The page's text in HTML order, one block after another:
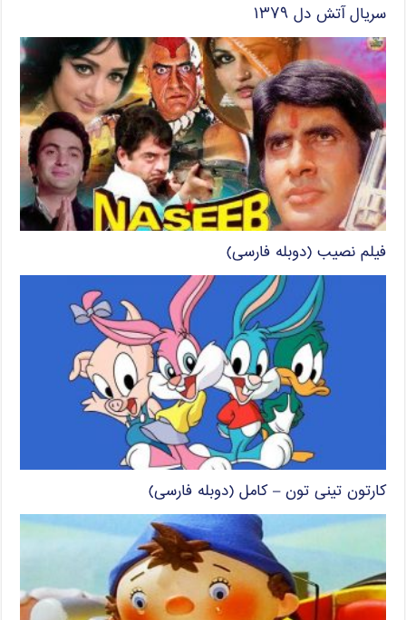
سریال آتش دل ۱۳۷۹
فیلم نصیب (دوبله فارسی)
کارتون تینی تون – کامل (دوبله فارسی)